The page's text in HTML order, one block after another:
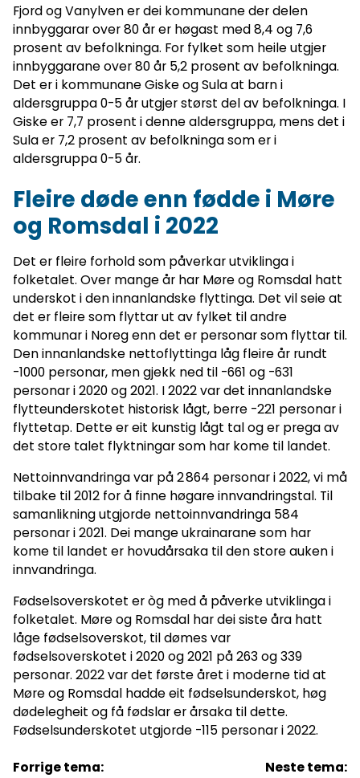
Fjord og Vanylven er dei kommunane der delen
innbyggarar over 80 år er høgast med 8,4 og 7,6
prosent av befolkninga. For fylket som heile utgjer
innbyggarane over 80 år 5,2 prosent av befolkninga.
Det er i kommunane Giske og Sula at barn i
aldersgruppa 0-5 år utgjer størst del av befolkninga. I
Giske er 7,7 prosent i denne aldersgruppa, mens det i
Sula er 7,2 prosent av befolkninga som er i
aldersgruppa 0-5 år.
Fleire døde enn fødde i Møre
og Romsdal i 2022
Det er fleire forhold som påverkar utviklinga i
folketalet. Over mange år har Møre og Romsdal hatt
underskot i den innanlandske flyttinga. Det vil seie at
det er fleire som flyttar ut av fylket til andre
kommunar i Noreg enn det er personar som flyttar til.
Den innanlandske nettoflyttinga låg fleire år rundt
-1000 personar, men gjekk ned til -661 og -631
personar i 2020 og 2021. I 2022 var det innanlandske
flytteunderskotet historisk lågt, berre -221 personar i
flyttetap. Dette er eit kunstig lågt tal og er prega av
det store talet flyktningar som har kome til landet.
Nettoinnvandringa var på 2 864 personar i 2022, vi må
tilbake til 2012 for å finne høgare innvandringstal. Til
samanlikning utgjorde nettoinnvandringa 584
personar i 2021. Dei mange ukrainarane som har
kome til landet er hovudårsaka til den store auken i
innvandringa.
Fødselsoverskotet er òg med å påverke utviklinga i
folketalet. Møre og Romsdal har dei siste åra hatt
låge fødselsoverskot, til dømes var
fødselsoverskotet i 2020 og 2021 på 263 og 339
personar. 2022 var det første året i moderne tid at
Møre og Romsdal hadde eit fødselsunderskot, høg
dødelegheit og få fødslar er årsaka til dette.
Fødselsunderskotet utgjorde -115 personar i 2022.
Forrige tema: Neste tema: